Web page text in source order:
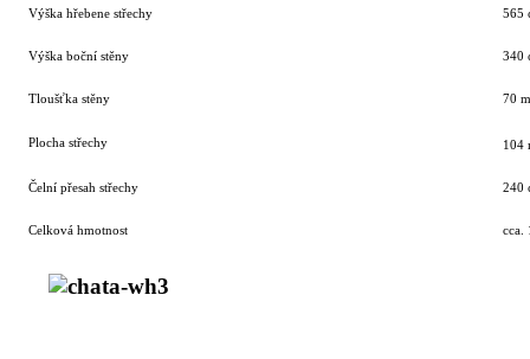
Výška hřebene střechy 565
Výška boční stěny 340
Tloušťka stěny 70
Plocha střechy 104
Čelní přesah střechy 240
Celková hmotnost cca.